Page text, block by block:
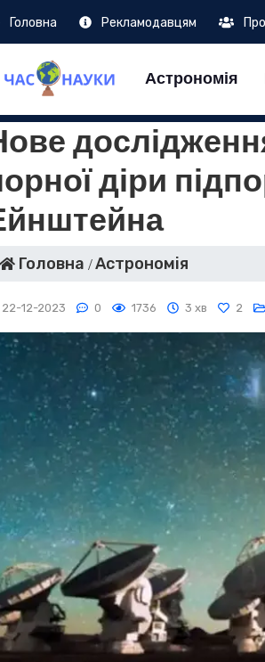
Головна Рекламодавцям
Астрономія
діри
Головна Астрономія
22-12-2023 0 1736 3 хв 2